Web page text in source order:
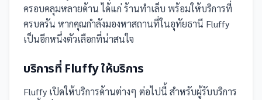
ครอบคลุมหลายด้าน ได้แก่ ร้านทำเล็บ พร้อมให้บริการที่
ครบครัน หากคุณกำลังมองหาสถานที่ในอุทัยธานี Fluffy
เป็นอีกหนึ่งตัวเลือกที่น่าสนใจ
บริการที่ Fluffyให้บริการ
Fluffy เปิดให้บริการด้านต่างๆ ต่อไปนี้ สำหรับผู้รับบริการ